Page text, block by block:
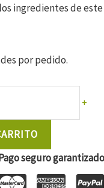
ingredientes de
por pedido.
+
seguro garantizado